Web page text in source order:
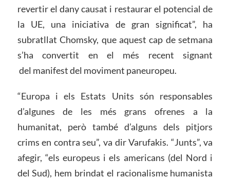
revertir el dany causat i restaurar el potencial de
la UE, una iniciativa de gran significat”, ha
subratllat Chomsky, que aquest cap de setmana
s’ha convertit en el més recent signant
del manifest del moviment paneuropeu.
“Europa i els Estats Units són responsables
d’algunes de les més grans ofrenes a la
humanitat, però també d’alguns dels pitjors
crims en contra seu”, va dir Varufakis. “Junts”, va
afegir, “els europeus i els americans (del Nord i
del Sud), hem brindat el racionalisme humanista